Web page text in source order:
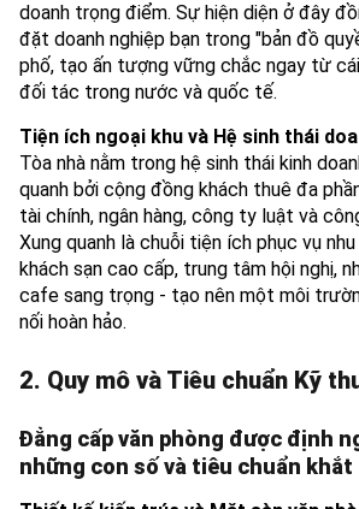
doanh trọng điểm. Sự hiện diện ở đây
đặt doanh nghiệp bạn trong "bản đồ
phố, tạo ấn tượng vững chắc ngay từ
đối tác trong nước và quốc tế.
Tiện ích ngoại khu và Hệ sinh thái
Tòa nhà nằm trong hệ sinh thái kinh
quanh bởi cộng đồng khách thuê đa
tài chính, ngân hàng, công ty luật và
Xung quanh là chuỗi tiện ích phục vụ
khách sạn cao cấp, trung tâm hội nghị,
cafe sang trọng - tạo nên một môi
nối hoàn hảo.
2. Quy mô và Tiêu chuẩn Kỹ
Đẳng cấp văn phòng được định
những con số và tiêu chuẩn khắt